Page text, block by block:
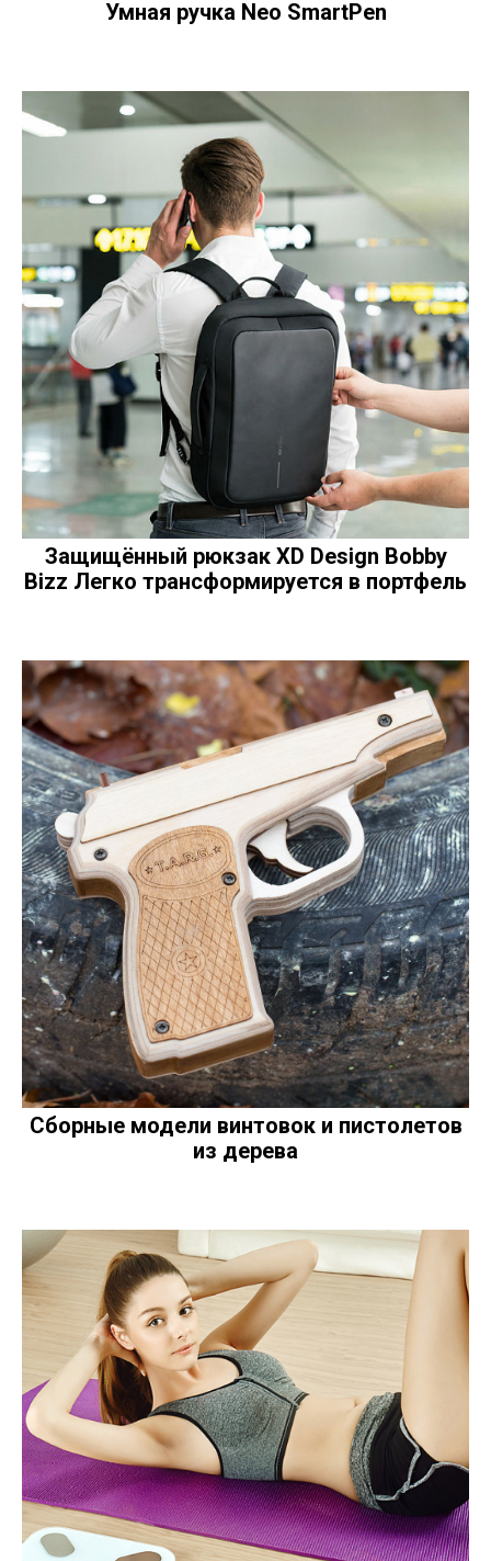
Умная ручка Neo SmartPen
Защищённый рюкзак XD Design Bobby
Bizz Легко трансформируется в портфель
Сборные модели винтовок и пистолетов
из дерева